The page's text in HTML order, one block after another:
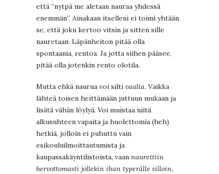
että ”nytpä me aletaan nauraa yhdessä
enemmän”. Ainakaan itselleni ei toimi yhtään
se, että joku kertoo vitsin ja sitten sille
nauretaan. Läpänheiton pitää olla
spontaania, rentoa. Ja jotta siihen pääsee,
pitää olla jotenkin rento olotila.
Mutta ehkä naurua voi silti vaalia. Vaikka
lähteä toisen heittämään juttuun mukaan ja
lisätä vähän löylyä. Voi muistaa niitä
alkusuhteen vapaita ja huolettomia (heh)
hetkiä, jolloin ei puhuttu vain
esikouluilmoittautumista ja
kaupassakäyntilistoista, vaan naurettiin
hervottomasti jollekin ihan typerälle silloin,